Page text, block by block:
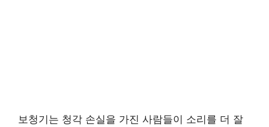
보청기는 청각 손실을 가진 사람들이 소리를 더 잘